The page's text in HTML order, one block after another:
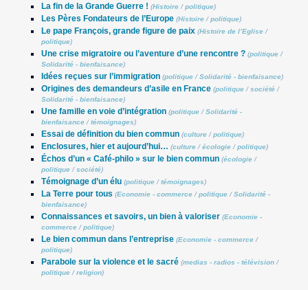
La fin de la Grande Guerre ! (Histoire /politique)
Les Pères Fondateurs de l’Europe (Histoire /politique)
Le pape François, grande figure de paix (Histoire de l’Eglise /
politique)
Une crise migratoire ou l’aventure d’une rencontre ? (politique /
Solidarité - bienfaisance)
Idées reçues sur l’immigration (politique /Solidarité - bienfaisance)
Origines des demandeurs d’asile en France (politique /société /
Solidarité - bienfaisance)
Une famille en voie d’intégration (politique /Solidarité -
bienfaisance /témoignages)
Essai de définition du bien commun (culture /politique)
Enclosures, hier et aujourd’hui… (culture /écologie /politique)
Échos d’un « Café-philo » sur le bien commun (écologie /
politique /société)
Témoignage d’un élu (politique /témoignages)
La Terre pour tous (Economie - commerce /politique /Solidarité -
bienfaisance)
Connaissances et savoirs, un bien à valoriser (Economie -
commerce /politique)
Le bien commun dans l’entreprise (Economie - commerce /
politique)
Parabole sur la violence et le sacré (medias - radios - télévision /
politique /religion)